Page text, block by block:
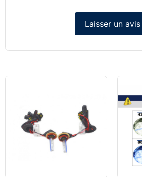
Laisser un avis